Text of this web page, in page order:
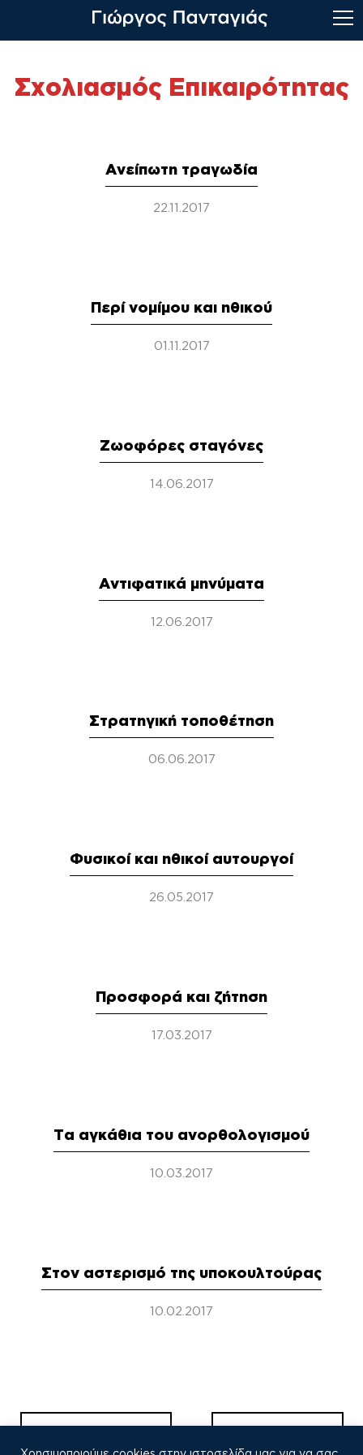
content
Σχολιασμός Επικαιρότητας
Ανείπωτη τραγωδία
22.11.2017
Περί νομίμου και ηθικού
01.11.2017
Ζωοφόρες σταγόνες
14.06.2017
Αντιφατικά μηνύματα
12.06.2017
Στρατηγική τοποθέτηση
06.06.2017
Φυσικοί και ηθικοί αυτουργοί
26.05.2017
Προσφορά και ζήτηση
17.03.2017
Τα αγκάθια του ανορθολογισμού
10.03.2017
Στον αστερισμό της υποκουλτούρας
10.02.2017
άρθρων